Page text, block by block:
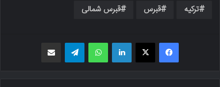
ترکیه قبرس قبرس شمالی
فیسبوک X لینکدین واتس اپ